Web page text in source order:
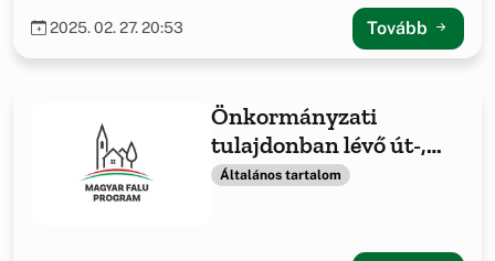
2025. 02. 27. 20:53 Tovább
Önkormányzati
tulajdonban lévő út-,
hídépítés/felújítás
Általános tartalom